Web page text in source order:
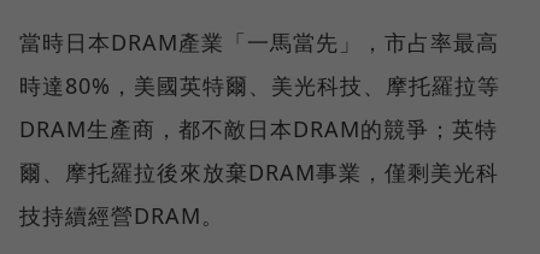
當時日本DRAM產業「一馬當先」，市占率最高
時達80%，美國英特爾、美光科技、摩托羅拉等
DRAM生產商，都不敵日本DRAM的競爭；英特
爾、摩托羅拉後來放棄DRAM事業，僅剩美光科
技持續經營DRAM。